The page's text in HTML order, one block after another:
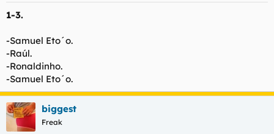
1-3.
-Samuel Eto´o.
-Raúl.
-Ronaldinho.
-Samuel Eto´o.
biggest
Freak